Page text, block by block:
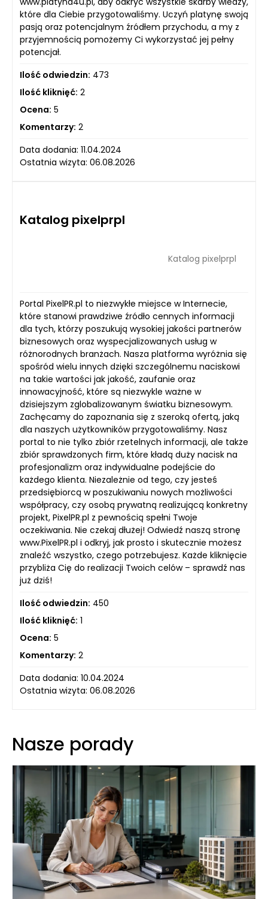
które dla Ciebie przygotowaliśmy. Uczyń platynę swoją
pasją oraz potencjalnym źródłem przychodu, a my z
przyjemnością pomożemy Ci wykorzystać jej pełny
potencjał.
Ilość odwiedzin: 473
Ilość kliknięć: 2
Ocena: 5
Komentarzy: 2
Data dodania: 11.04.2024
Ostatnia wizyta: 06.08.2026
Katalog pixelprpl
Katalog pixelprpl
Portal PixelPR.pl to niezwykłe miejsce w Internecie,
które stanowi prawdziwe źródło cennych informacji
dla tych, którzy poszukują wysokiej jakości partnerów
biznesowych oraz wyspecjalizowanych usług w
różnorodnych branżach. Nasza platforma wyróżnia się
spośród wielu innych dzięki szczególnemu naciskowi
na takie wartości jak jakość, zaufanie oraz
innowacyjność, które są niezwykle ważne w
dzisiejszym zglobalizowanym światku biznesowym.
Zachęcamy do zapoznania się z szeroką ofertą, jaką
dla naszych użytkowników przygotowaliśmy. Nasz
portal to nie tylko zbiór rzetelnych informacji, ale także
zbiór sprawdzonych firm, które kładą duży nacisk na
profesjonalizm oraz indywidualne podejście do
każdego klienta. Niezależnie od tego, czy jesteś
przedsiębiorcą w poszukiwaniu nowych możliwości
współpracy, czy osobą prywatną realizującą konkretny
projekt, PixelPR.pl z pewnością spełni Twoje
oczekiwania. Nie czekaj dłużej! Odwiedź naszą stronę
www.PixelPR.pl i odkryj, jak prosto i skutecznie możesz
znaleźć wszystko, czego potrzebujesz. Każde kliknięcie
przybliża Cię do realizacji Twoich celów – sprawdź nas
już dziś!
Ilość odwiedzin: 450
Ilość kliknięć: 1
Ocena: 5
Komentarzy: 2
Data dodania: 10.04.2024
Ostatnia wizyta: 06.08.2026
Nasze porady